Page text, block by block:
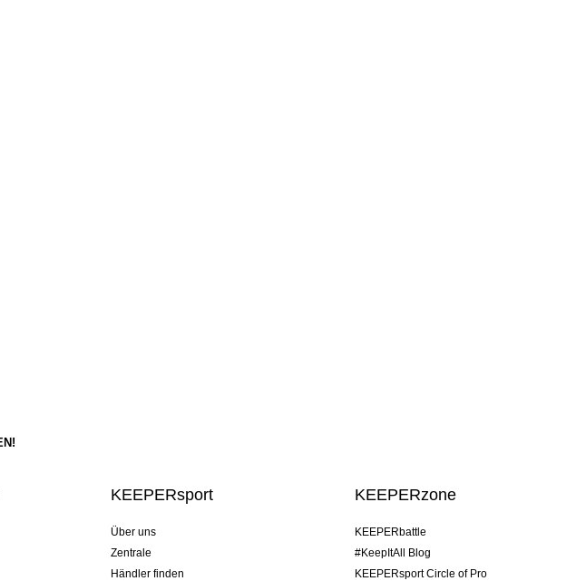
KEEPERsport
Über uns
Zentrale
Händler finden
KEEPERzone
KEEPERbattle
#KeepItAll Blog
KEEPERsport Circle of Pro